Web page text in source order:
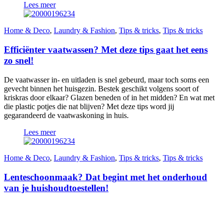
Lees meer
Home & Deco, Laundry & Fashion, Tips & tricks, Tips & tricks
Efficiënter vaatwassen? Met deze tips gaat het eens
zo snel!
De vaatwasser in- en uitladen is snel gebeurd, maar toch soms een
gevecht binnen het huisgezin. Bestek geschikt volgens soort of
kriskras door elkaar? Glazen beneden of in het midden? En wat met
die plastic potjes die nat blijven? Met deze tips word jij
gegarandeerd de vaatwaskoning in huis.
Lees meer
Home & Deco, Laundry & Fashion, Tips & tricks, Tips & tricks
Lenteschoonmaak? Dat begint met het onderhoud
van je huishoudtoestellen!